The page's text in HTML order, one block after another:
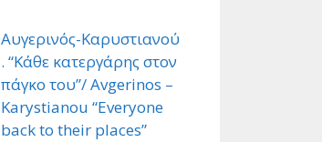
Αυγερινός-Καρυστιανού
. “Κάθε κατεργάρης στον
πάγκο του”/ Avgerinos –
Karystianou “Εveryone
back to their places”